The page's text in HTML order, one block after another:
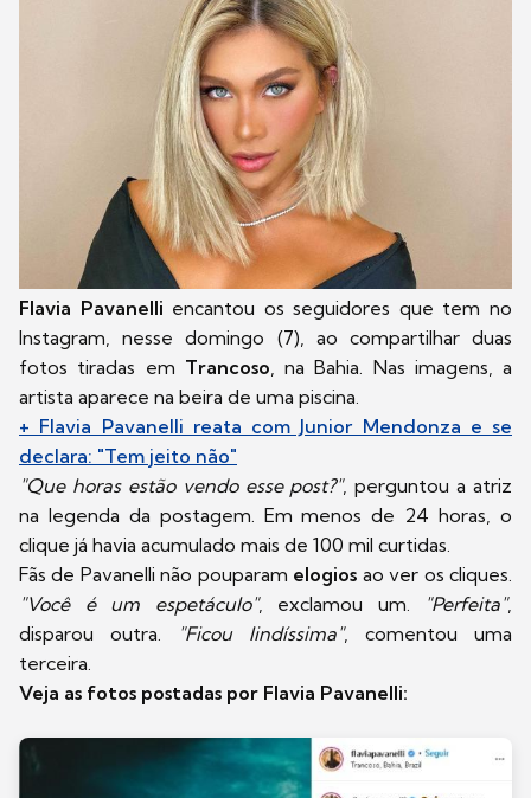
Flavia Pavanelli encantou os seguidores que tem no
Instagram, nesse domingo (7), ao compartilhar duas
fotos tiradas em Trancoso, na Bahia. Nas imagens, a
artista aparece na beira de uma piscina.
+ Flavia Pavanelli reata com Junior Mendonza e se
declara: "Tem jeito não"
"Que horas estão vendo esse post?", perguntou a atriz
na legenda da postagem. Em menos de 24 horas, o
clique já havia acumulado mais de 100 mil curtidas.
Fãs de Pavanelli não pouparam elogios ao ver os cliques.
"Você é um espetáculo", exclamou um. "Perfeita",
disparou outra.
"Ficou lindíssima", comentou uma
terceira.
Veja as fotos postadas por Flavia Pavanelli: